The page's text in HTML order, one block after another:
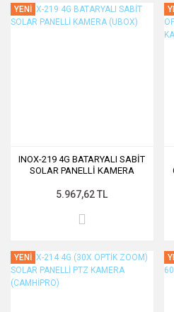
YENİ
INOX-219 4G BATARYALI SABİT
SOLAR PANELLİ KAMERA
5.967,62 TL
YENİ